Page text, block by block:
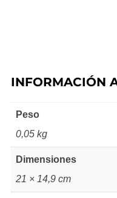
INFORMACIÓN
Peso
0,05 kg
Dimensiones
21 × 14,9 cm